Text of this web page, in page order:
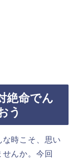
絶命でん
う
時こそ、思い
んか。今回